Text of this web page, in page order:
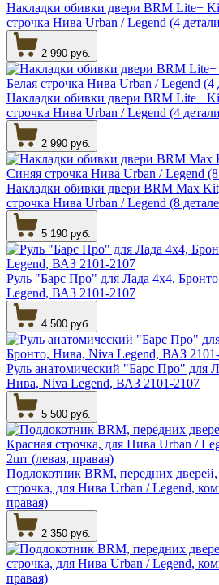
Накладки обивки двери BRM Lite+
строчка Нива Urban / Legend (4
2 990 руб.
Накладки обивки двери BRM Lite+
строчка Нива Urban / Legend (4
2 990 руб.
Накладки обивки двери BRM Max
строчка Нива Urban / Legend (8
5 190 руб.
Руль "Барс Про" для Лада 4х4,
Legend, ВАЗ 2101-2107
4 500 руб.
Руль анатомический "Барс Про" для
Нива, Niva Legend, ВАЗ 2101-2107
5 500 руб.
Подлокотник BRM, передних
строчка, для Нива Urban / Legend,
правая)
2 350 руб.